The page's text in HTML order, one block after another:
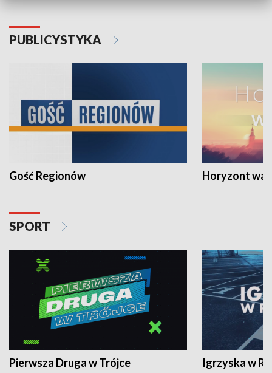
PUBLICYSTYKA
Gość Regionów Horyzont
SPORT
Pierwsza Druga w Trójce Igrzyska w